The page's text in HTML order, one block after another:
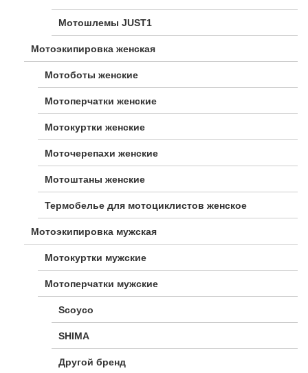
Мотошлемы JUST1
Мотоэкипировка женская
Мотоботы женские
Мотоперчатки женские
Мотокуртки женские
Моточерепахи женские
Мотоштаны женские
Термобелье для мотоциклистов женское
Мотоэкипировка мужская
Мотокуртки мужские
Мотоперчатки мужские
Scoyco
SHIMA
Другой бренд